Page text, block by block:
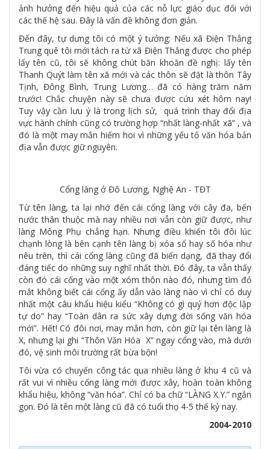
ảnh hưởng đến hiệu quả của các nỗ lực giáo dục đối với
các thế hệ sau. Đây là vấn đề không đơn giản.
Đến đây, tự dưng tôi có một ý tưởng: Nếu xã Điện Thắng
Trung quê tôi mới tách ra từ xã Điện Thắng được cho phép
lấy tên cũ, tôi sẽ không chút băn khoăn đề nghị: lấy tên
Thanh Quýt làm tên xã mới và các thôn sẽ đặt là thôn Tây
Tịnh, Đông Bình, Trung Lương… đã có hàng trăm năm
trước! Chắc chuyện này sẽ chưa được cứu xét hôm nay!
Tuy vậy cần lưu ý là trong lịch sử, quá trình thay đổi địa
vực hành chính cũng có trường hợp “nhất làng-nhất xã” , và
đó là một may mắn hiếm hoi vì những yếu tố văn hóa bản
địa vẫn được giữ nguyên.
Cổng làng ở Đô Lương, Nghệ An - TĐT
Từ tên làng, ta lại nhớ đến cái cổng làng với cây đa, bến
nước thân thuộc mà nay nhiều nơi vẫn còn giữ được, như
làng Mông Phụ chẳng hạn. Nhưng điều khiến tôi đôi lúc
chạnh lòng là bên cạnh tên làng bị xóa sổ hay số hóa như
nêu trên, thì cái cổng làng cũng đã biến dạng, đã thay đổi
đáng tiếc do những suy nghĩ nhất thời. Đó đây, ta vẫn thấy
còn đó cái cổng vào một xóm thôn nào đó, nhưng tìm đỏ
mắt không biết cái cổng ấy dẫn vào làng nào vì chỉ có duy
nhất một câu khẩu hiệu kiểu “Không có gì quý hơn độc lập
tự do” hay “Toàn dân ra sức xây dựng đời sống văn hóa
mới”. Hết! Có đôi nơi, may mắn hơn, còn giữ lại tên làng là
X, nhưng lại ghi “Thôn Văn Hóa X” ngay cổng vào, mà dưới
đó, vệ sinh môi trường rất bừa bộn!
Tôi vừa có chuyến công tác qua nhiều làng ở khu 4 cũ và
rất vui vì nhiều cổng làng mới được xây, hoàn toàn không
khẩu hiệu, không “văn hóa”. Chỉ có ba chữ “LÀNG X.Y.” ngắn
gọn. Đó là tên một làng cũ đã có tuổi thọ 4-5 thế kỷ nay.
2004-2010